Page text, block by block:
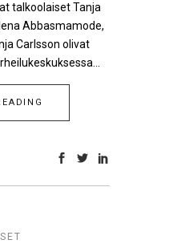
talkoolaiset Tanja
Abbasmamode,
Carlsson olivat